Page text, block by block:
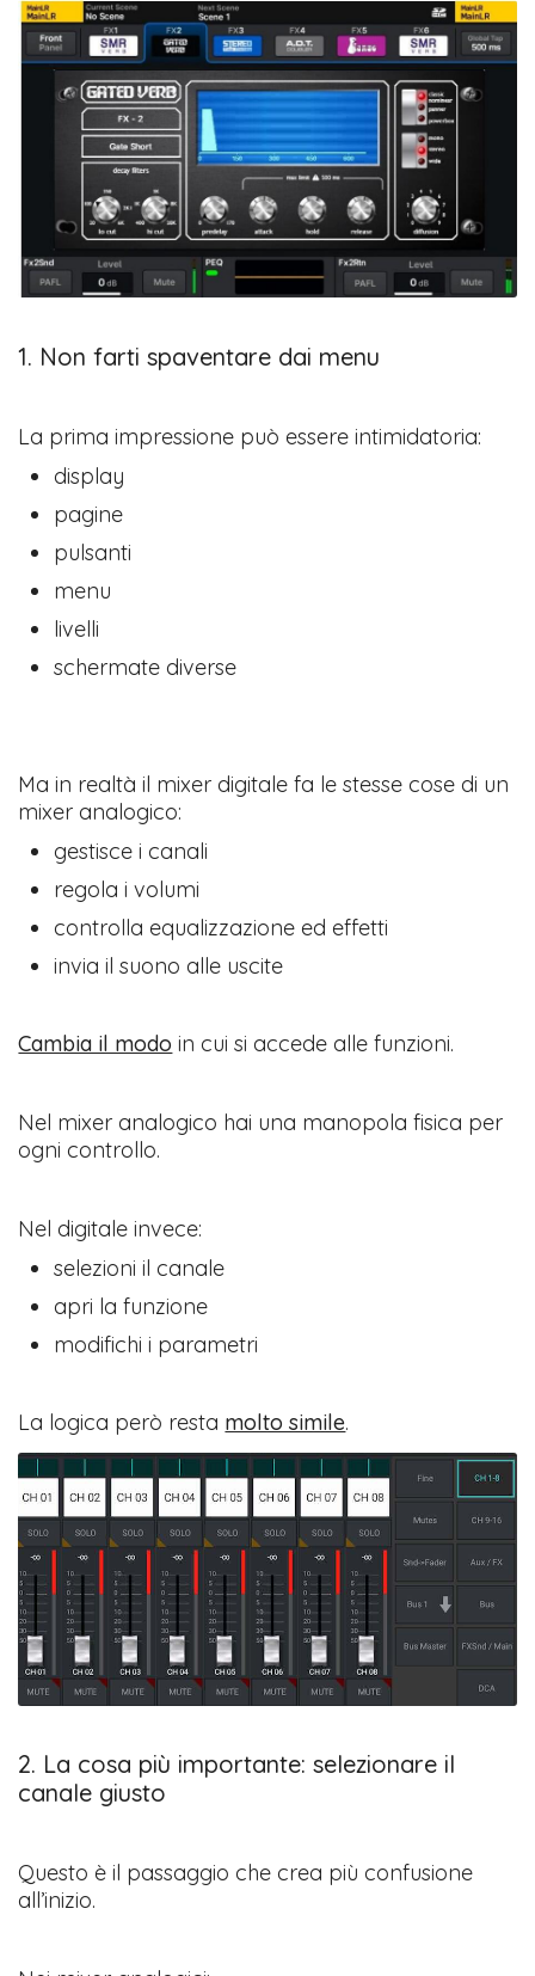
1. Non farti spaventare dai menu
La prima impressione può essere intimidatoria:
display
pagine
pulsanti
menu
livelli
schermate diverse
Ma in realtà il mixer digitale fa le stesse cose di un
mixer analogico:
gestisce i canali
regola i volumi
controlla equalizzazione ed effetti
invia il suono alle uscite
Cambia il modo in cui si accede alle funzioni.
Nel mixer analogico hai una manopola fisica per
ogni controllo.
Nel digitale invece:
selezioni il canale
apri la funzione
modifichi i parametri
La logica però resta molto simile.
2. La cosa più importante: selezionare il
canale giusto
Questo è il passaggio che crea più confusione
all’inizio.